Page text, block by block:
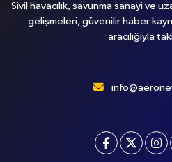
Sivil havacılık, savunma sanayi ve
gelişmeleri, güvenilir haber
aracılığıyla